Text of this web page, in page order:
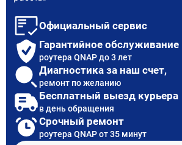
Официальный сервис
Гарантийное обслуживание
роутера QNAP до 3 лет
Диагностика за наш счет,
ремонт по желанию
Бесплатный выезд курьера
в день обращения
Срочный ремонт
роутера QNAP от 35 минут